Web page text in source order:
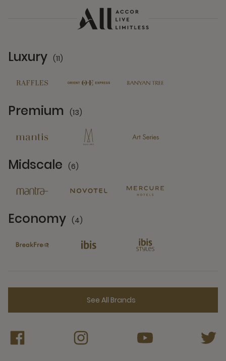
Luxury (11)
Premium (13)
Midscale (6)
Economy (4)
See All Brands